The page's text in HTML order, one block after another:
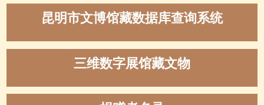
昆明市文博馆藏数据库查询系统
三维数字展馆藏文物